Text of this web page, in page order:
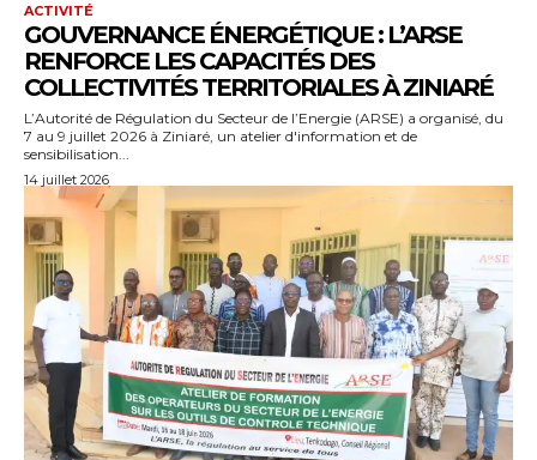
ACTIVITÉ
GOUVERNANCE ÉNERGÉTIQUE : L’ARSE
RENFORCE LES CAPACITÉS DES
COLLECTIVITÉS TERRITORIALES À ZINIARÉ
L’Autorité de Régulation du Secteur de l’Energie (ARSE) a organisé, du
7 au 9 juillet 2026 à Ziniaré, un atelier d'information et de
sensibilisation...
14 juillet 2026